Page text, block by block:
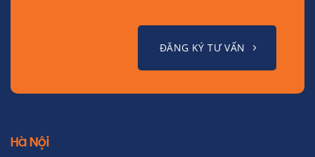
ĐĂNG KÝ TƯ VẤN
Hà Nội